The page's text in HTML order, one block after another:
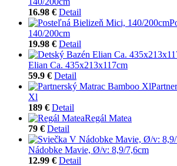
16.98 € Detail
140/200cm
19.98 € Detail
Elian Ca. 435x213x117cm
59.9 € Detail
Xl
189 € Detail
Regál Matea
79 € Detail
Nádobke Mavie, Ø/v: 8,9/7,6cm
12.99 € Detail